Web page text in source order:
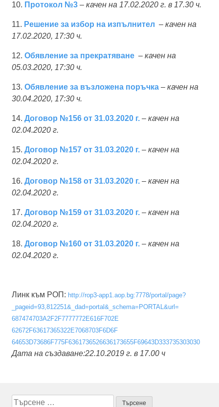
10. Протокол №3 – качен на 17.02.2020 г. в 17.30 ч.
11. Решение за избор на изпълнител – качен на
17.02.2020, 17:30 ч.
12. Обявление за прекратяване – качен на
05.03.2020, 17:30 ч.
13. Обявление за възложена поръчка – качен на
30.04.2020, 17:30 ч.
14. Договор №156 от 31.03.2020 г. – качен на
02.04.2020 г.
15. Договор №157 от 31.03.2020 г. – качен на
02.04.2020 г.
16. Договор №158 от 31.03.2020 г. – качен на
02.04.2020 г.
17. Договор №159 от 31.03.2020 г. – качен на
02.04.2020 г.
18. Договор №160 от 31.03.2020 г. – качен на
02.04.2020 г.
Линк към РОП: http://rop3-app1.aop.bg:7778/portal/page?
_pageid=93,812251&_dad=portal&_schema= PORTAL&url=
687474703A2F2F7777772E616F702E
62672F63617365322E7068703F6D6F
64653D73686F775F6361736526636173655F69643D333735303030
Дата на създаване:22.10.2019 г. в 17.00 ч
Търсене